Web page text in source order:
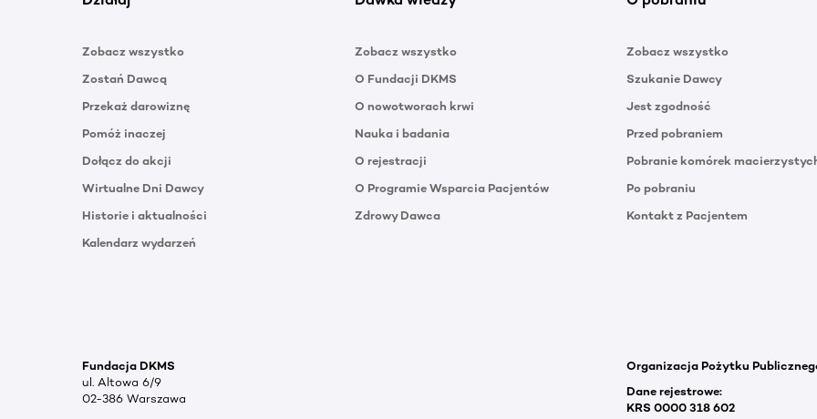
Zobacz wszystko
Zostań Dawcą
Przekaż darowiznę
Pomóż inaczej
Dołącz do akcji
Wirtualne Dni Dawcy
Historie i aktualności
Kalendarz wydarzeń
Zobacz wszystko
O Fundacji DKMS
O nowotworach krwi
Nauka i badania
O rejestracji
O Programie Wsparcia Pacjentów
Zdrowy Dawca
Zobacz wszystko
Szukanie Dawcy
Jest zgodność
Przed pobraniem
Pobranie komórek
Po pobraniu
Kontakt z Pacjentem
Fundacja DKMS
ul. Altowa 6/9
02-386 Warszawa
Organizacja Pożytku
Dane rejestrowe:
KRS 0000 318 602